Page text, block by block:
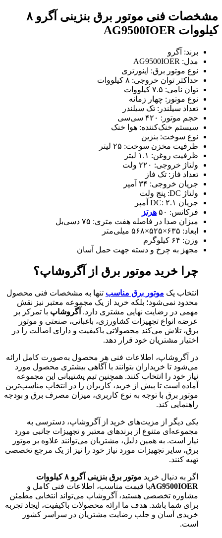
مشخصات فنی
موتور برق بنزینی آگرو ۸
کیلووات AG9500IOER
برند: آگرو
مدل: AG9500IOER
نوع موتور برق: اینورتری
حداکثر توان خروجی: ۸ کیلووات
توان نامی: ۷.۵ کیلووات
نوع موتور: چهار زمانه
تعداد سیلندر: تک سیلندر
حجم موتور: ۴۲۰ سی‌سی
سیستم خنک‌کننده: هوا خنک
نوع سوخت: بنزین
ظرفیت مخزن سوخت: ۲۵ لیتر
ظرفیت روغن: ۱.۱ لیتر
ولتاژ خروجی: ۲۲۰ ولت
تعداد فاز: تک فاز
جریان خروجی: ۳۴ آمپر
ولتاژ DC: پنج ولت
جریان DC: ۲.۱ آمپر
فرکانس: ۵۰
هرتز
میزان صدا در فاصله هفت متری: ۷۵ دسی‌بل
ابعاد: ۶۳۵×۵۲۵×۵۶۸ میلی‌متر
وزن: ۶۴ کیلوگرم
مجهز به چرخ و دسته جهت حمل آسان
چرا خرید موتور برق از آگروشاپ؟
انتخاب یک موتور برق مناسب تنها به مشخصات فنی محصول
محدود نمی‌شود؛ بلکه خرید از یک مجموعه معتبر نیز نقش
مهمی در رضایت نهایی مشتری دارد. آگروشاپ با تمرکز بر
عرضه انواع تجهیزات کشاورزی، باغبانی، صنعتی و موتور
برق، تلاش می‌کند محصولاتی باکیفیت و دارای اصالت را در
اختیار مشتریان خود قرار دهد.
در آگروشاپ، اطلاعات فنی هر محصول به‌صورت کامل ارائه
می‌شود تا خریداران بتوانند با آگاهی بیشتری محصول مورد
نیاز خود را انتخاب کنند. همچنین تیم پشتیبانی این مجموعه
آماده است تا پیش از خرید، کاربران را در انتخاب مناسب‌ترین
موتور برق با توجه به نوع کاربری، میزان مصرف برق و بودجه
راهنمایی کند.
یکی دیگر از مزیت‌های خرید از آگروشاپ، دسترسی به
مجموعه‌ای متنوع از برندهای معتبر و تجهیزات جانبی مورد
نیاز است. به همین دلیل، مشتریان می‌توانند علاوه بر موتور
برق، سایر تجهیزات مورد نیاز خود را نیز از یک مرجع تخصصی
تهیه کنند.
اگر به دنبال خرید
موتور برق بنزینی آگرو ۸ کیلووات
AG9500IOERبا قیمت مناسب، اطلاعات فنی کامل و
مشاوره تخصصی هستید، آگروشاپ می‌تواند انتخابی مطمئن
برای شما باشد. هدف ما ارائه محصولات باکیفیت، ایجاد تجربه
خریدی آسان و جلب رضایت مشتریان در سراسر کشور
است.